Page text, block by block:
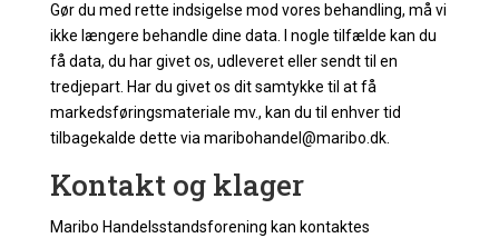
Gør du med rette indsigelse mod vores behandling, må vi
ikke længere behandle dine data. I nogle tilfælde kan du
få data, du har givet os, udleveret eller sendt til en
tredjepart. Har du givet os dit samtykke til at få
markedsføringsmateriale mv., kan du til enhver tid
tilbagekalde dette via maribohandel@maribo.dk.
Kontakt og klager
Maribo Handelsstandsforening kan kontaktes